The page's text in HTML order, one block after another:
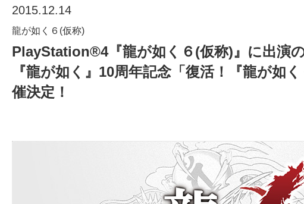
2015.12.14
龍が如く６(仮称)
PlayStation®4『龍が如く６(仮称)』に出演
『龍が如く』10周年記念「復活！『龍が如
催決定！